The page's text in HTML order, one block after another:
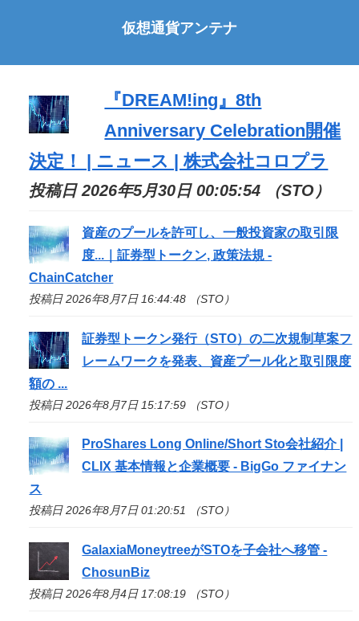
仮想通貨アンテナ
『DREAM!ing』8th
Anniversary Celebration開催
決定！ | ニュース | 株式会社コロプラ
投稿日 2026年5月30日 00:05:54 （STO）
資産のプールを許可し、一般投資家の取引限
度...｜証券型トークン, 政策法規 -
ChainCatcher
投稿日 2026年8月7日 16:44:48 （STO）
証券型トークン発行（STO）の二次規制草案フ
レームワークを発表、資産プール化と取引限度
額の ...
投稿日 2026年8月7日 15:17:59 （STO）
ProShares Long Online/ShortSto会社紹介 |
CLIX 基本情報と企業概要 - BigGo ファイナン
ス
投稿日 2026年8月7日 01:20:51 （STO）
GalaxiaMoneytreeがSTOを子会社へ移管 -
ChosunBiz
投稿日 2026年8月4日 17:08:19 （STO）